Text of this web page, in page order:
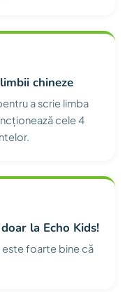
chineze
a scrie limba
cele 4
la Echo Kids!
este foarte bine că